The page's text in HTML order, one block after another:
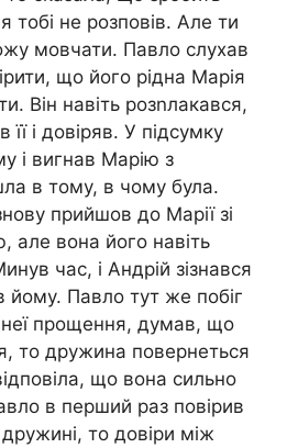
тобі не розповів. Але ти
мовчати. Павло слухав
що його рідна Марія
Він навіть розnлакався,
і довіряв. У підсумку
і вигнав Марію з
в тому, в чому була.
прийшов до Марії зі
але вона його навіть
час, і Андрій зізнався
йому. Павло тут же побіг
неї прощення, думав, що
то дружина повернеться
що вона сильно
в перший раз повірив
то довіри між